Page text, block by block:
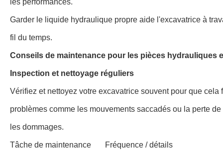
Garder le liquide hydraulique propre aide l'excavatrice à
fil du temps.
Conseils de maintenance pour les pièces hydrauliques
Inspection et nettoyage réguliers
Vérifiez et nettoyez votre excavatrice souvent pour que
problèmes comme les mouvements saccadés ou la perte
les dommages.
Tâche de maintenance Fréquence / détails